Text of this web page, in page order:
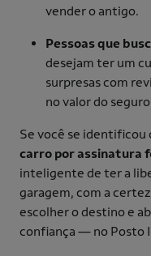
vender o antigo.
Pessoas que
desejam ter um
surpresas com
no valor do
Se você se identificou
carro por assinatura
inteligente de ter a
garagem, com a
escolher o destino e
confiança — no Posto